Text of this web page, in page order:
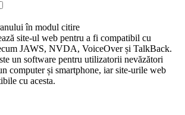
în modul citire
site-ul web pentru a fi compatibil cu
JAWS, NVDA, VoiceOver și TalkBack.
un software pentru utilizatorii nevăzători
computer și smartphone, iar site-urile web
cu acesta.